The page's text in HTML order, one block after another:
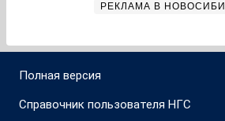
РЕКЛАМА В
Полная версия
Справочник пользователя НГС